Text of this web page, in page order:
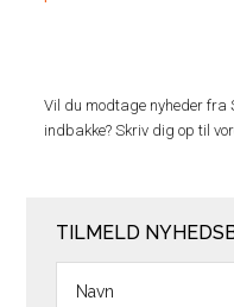
Vil du modtage nyheder fra
indbakke? Skriv dig op til
TILMELD